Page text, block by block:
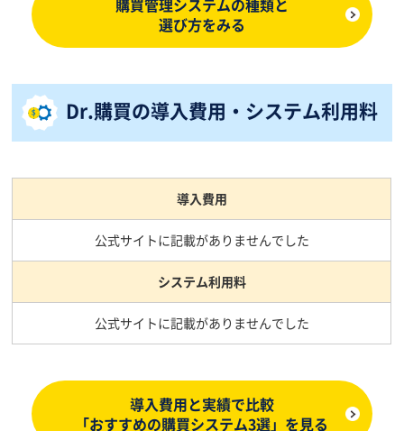
購買管理システムの種類と
選び方をみる
Dr.購買の導入費用・システム利用料
導入費用
公式サイトに記載がありませんでした
システム利用料
公式サイトに記載がありませんでした
導入費用と実績で比較
「おすすめの購買システム3選」を見る